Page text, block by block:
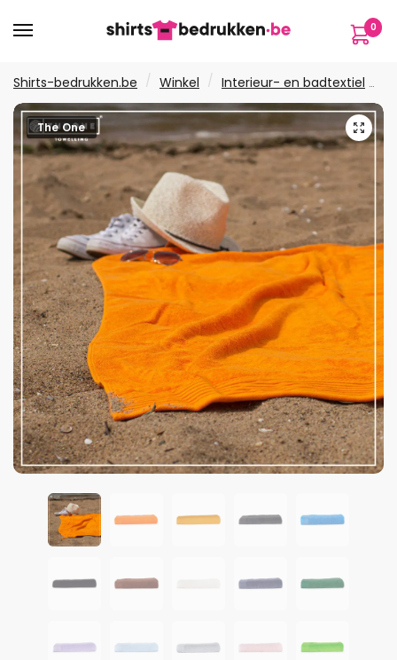
naar
naar
inhoud
0
Shirts-bedrukken.be / Winkel / Interieur- en badtextiel
🔍
The One